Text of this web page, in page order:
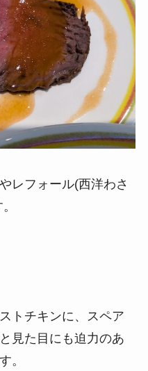
レフォール(西洋わさ
トチキンに、スペア
見た目にも迫力のあ
。